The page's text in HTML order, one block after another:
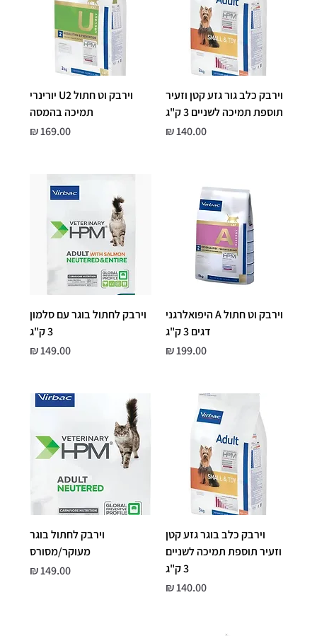
וירבק כלב גור גזע קטן וזעיר
תוספת תמיכה לשניים 3 ק"ג
Price
140.00 ₪
וירבק וט חתול U2 יורינרי
תמיכה בהמסה
Price
169.00 ₪
וירבק וט חתול A היפואלרגני
דגים 3 ק"ג
Price
199.00 ₪
וירבק לחתול בוגר עם סלמון
3 ק"ג
Price
149.00 ₪
וירבק כלב בוגר גזע קטן
וזעיר תוספת תמיכה לשניים
3 ק"ג
Price
140.00 ₪
וירבק לחתול בוגר
מעוקר/מסורס
Price
149.00 ₪